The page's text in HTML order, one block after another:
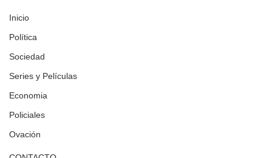
Inicio
Política
Sociedad
Series y Películas
Economia
Policiales
Ovación